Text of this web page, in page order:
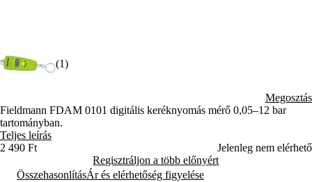
(1)
Megosztás
Fieldmann FDAM 0101 digitális keréknyomás mérő 0,05–12 bar
tartományban.
Teljes leírás
2 490 Ft
Jelenleg nem elérhető
Regisztráljon a több előnyért
ÖsszehasonlításÁr és elérhetőség figyelése